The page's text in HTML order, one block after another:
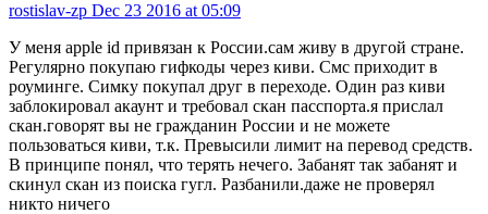
rostislav-zp Dec 23 2016 at 05:09
У меня apple id привязан к России.сам живу в другой стране.
Регулярно покупаю гифкоды через киви. Смс приходит в
роуминге. Симку покупал друг в переходе. Один раз киви
заблокировал акаунт и требовал скан пасспорта.я прислал
скан.говорят вы не гражданин России и не можете
пользоваться киви, т.к. Превысили лимит на перевод средств.
В принципе понял, что терять нечего. Забанят так забанят и
скинул скан из поиска гугл. Разбанили.даже не проверял
никто ничего